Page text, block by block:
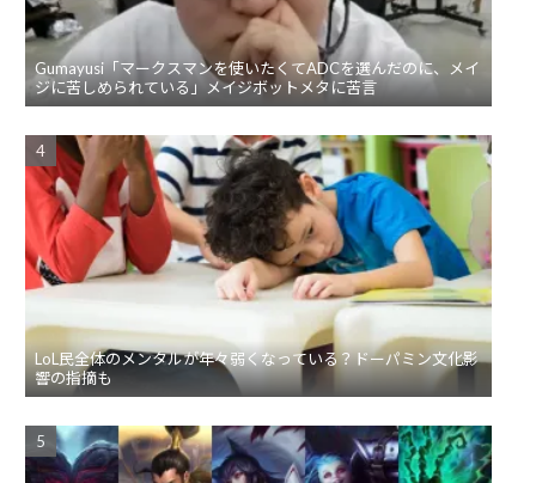
Gumayusi「マークスマンを使いたくてADCを選んだのに、メイ
ジに苦しめられている」メイジボットメタに苦言
LoL民全体のメンタルが年々弱くなっている？ドーパミン文化影
響の指摘も